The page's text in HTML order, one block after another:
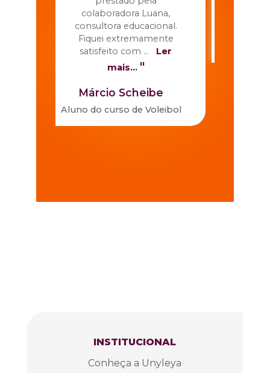
colaboradora Luana,
consultora educacional.
Fiquei extremamente
satisfeito com ...
Ler
mais... "
Márcio Scheibe
Aluno do curso de Voleibol
INSTITUCIONAL
Conheça a Unyleya